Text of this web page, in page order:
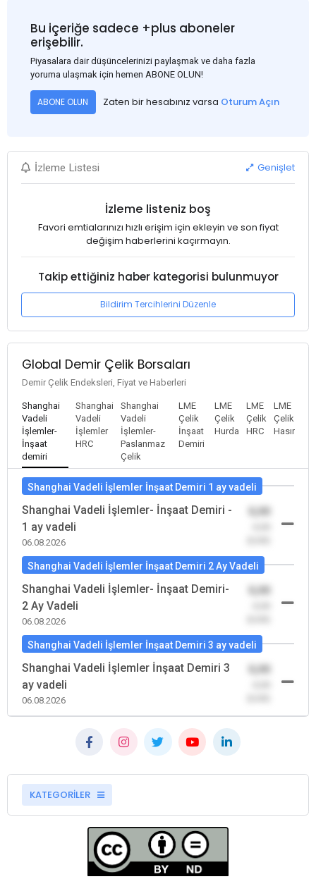
and rural construction projects is expected to provide support
to the market despite seasonal disruptions caused by heavy
rainfall.
Bu içeriğe sadece +plus aboneler
erişebilir.
Piyasalara dair düşüncelerinizi paylaşmak ve daha fazla
yoruma ulaşmak için hemen ABONE OLUN!
ABONE OLUN Zaten bir hesabınız varsa Oturum Açın
İzleme Listesi Genişlet
İzleme listeniz boş
Favori emtialarınızı hızlı erişim için ekleyin ve son fiyat
değişim haberlerini kaçırmayın.
Takip ettiğiniz haber kategorisi bulunmuyor
Bildirim Tercihlerini Düzenle
Global Demir Çelik Borsaları
Demir Çelik Endeksleri, Fiyat ve Haberleri
Shanghai
Vadeli
İşlemler-
İnşaat
demiri
Shanghai
Vadeli
İşlemler
HRC
Shanghai
Vadeli
İşlemler-
Paslanmaz
Çelik
LME
Çelik
İnşaat
Demiri
LME
Çelik
Hurda
LME
Çelik
HRC
LME
Çelik
Hasır
Shanghai Vadeli İşlemler İnşaat Demiri 1 ay vadeli
Shanghai Vadeli İşlemler- İnşaat Demiri -
1 ay vadeli
06.08.2026
Shanghai Vadeli İşlemler İnşaat Demiri 2 Ay Vadeli
Shanghai Vadeli İşlemler- İnşaat Demiri-
2 Ay Vadeli
06.08.2026
Shanghai Vadeli İşlemler İnşaat Demiri 3 ay vadeli
Shanghai Vadeli İşlemler İnşaat Demiri 3
ay vadeli
06.08.2026
KATEGORİLER